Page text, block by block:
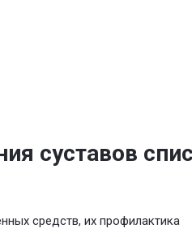
суставов
средств, их профилактика